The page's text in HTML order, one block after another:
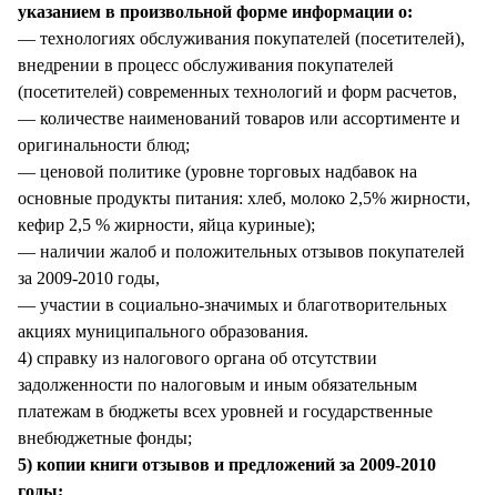
указанием в произвольной форме информации о:
— технологиях обслуживания покупателей (посетителей),
внедрении в процесс обслуживания покупателей
(посетителей) современных технологий и форм расчетов,
— количестве наименований товаров или ассортименте и
оригинальности блюд;
— ценовой политике (уровне торговых надбавок на
основные продукты питания: хлеб, молоко 2,5% жирности,
кефир 2,5 % жирности, яйца куриные);
— наличии жалоб и положительных отзывов покупателей
за 2009-2010 годы,
— участии в социально-значимых и благотворительных
акциях муниципального образования.
4) справку из налогового органа об отсутствии
задолженности по налоговым и иным обязательным
платежам в бюджеты всех уровней и государственные
внебюджетные фонды;
5) копии книги отзывов и предложений за 2009-2010
годы;